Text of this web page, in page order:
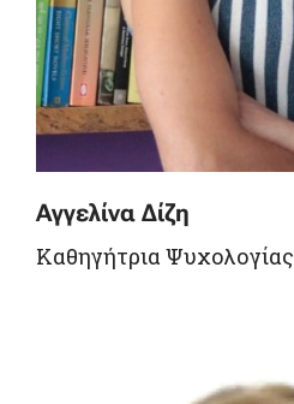
Αγγελίνα Δίζη
Καθηγήτρια Ψυχολογίας